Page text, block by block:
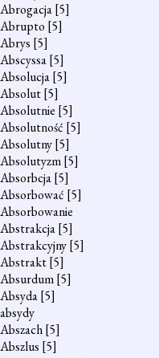
Abrogacja[5]
Abrupto [5]
Abrys [5]
Abscyssa[5]
Absolucja[5]
Absolut[5]
Absolutnie [5]
Absolutność [5]
Absolutny[5]
Absolutyzm[5]
Absorbcja[5]
Absorbować [5]
Absorbowanie
Abstrakcja[5]
Abstrakcyjny[5]
Abstrakt[5]
Absurdum[5]
Absyda[5]
absydy
Abszach[5]
Abszlus [5]